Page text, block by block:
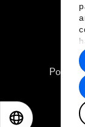
Política